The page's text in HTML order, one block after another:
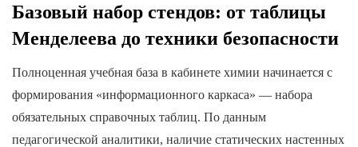
Базовый набор стендов: от таблицы
Менделеева до техники безопасности
Полноценная учебная база в кабинете химии начинается с
формирования «информационного каркаса» — набора
обязательных справочных таблиц. По данным
педагогической аналитики, наличие статических настенных